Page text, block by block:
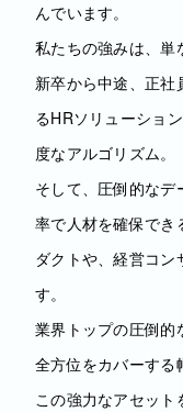
んでいます。
私たちの強みは、単
新卒から中途、正社
るHRソリューショ
度なアルゴリズム。
そして、圧倒的な
率で人材を確保でき
ダクトや、経営コン
す。
業界トップの圧倒的
全方位をカバーする
この強力なアセット